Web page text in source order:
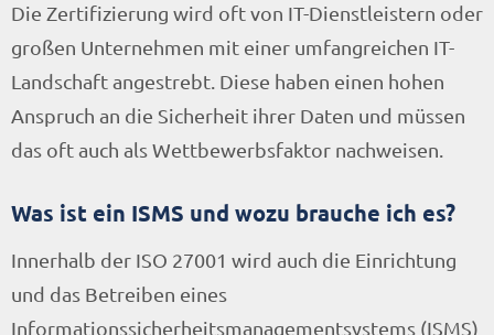
Die Zertifizierung wird oft von IT-Dienstleistern oder
großen Unternehmen mit einer umfangreichen IT-
Landschaft angestrebt. Diese haben einen hohen
Anspruch an die Sicherheit ihrer Daten und müssen
das oft auch als Wettbewerbsfaktor nachweisen.
Was ist ein ISMS und wozu brauche ich es?
Innerhalb der ISO 27001 wird auch die Einrichtung
und das Betreiben eines
Informationssicherheitsmanagementsystems (ISMS)